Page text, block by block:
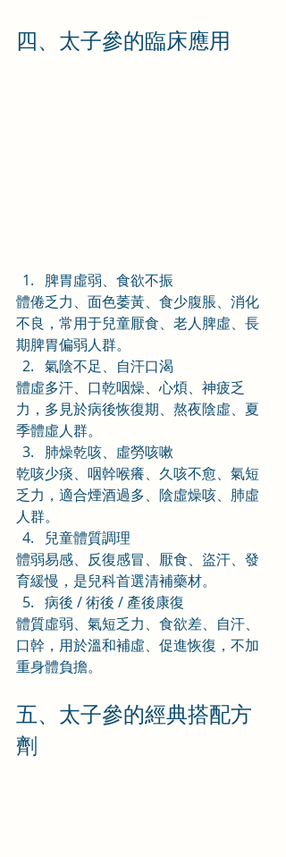
四、太子參的臨床應用
脾胃虛弱、食欲不振
體倦乏力、面色萎黃、食少腹脹、消化
不良，常用于兒童厭食、老人脾虛、長
期脾胃偏弱人群。
氣陰不足、自汗口渴
體虛多汗、口乾咽燥、心煩、神疲乏
力，多見於病後恢復期、熬夜陰虛、夏
季體虛人群。
肺燥乾咳、虛勞咳嗽
乾咳少痰、咽幹喉癢、久咳不愈、氣短
乏力，適合煙酒過多、陰虛燥咳、肺虛
人群。
兒童體質調理
體弱易感、反復感冒、厭食、盜汗、發
育緩慢，是兒科首選清補藥材。
病後 / 術後 / 產後康復
體質虛弱、氣短乏力、食欲差、自汗、
口幹，用於溫和補虛、促進恢復，不加
重身體負擔。
五、太子參的經典搭配方
劑